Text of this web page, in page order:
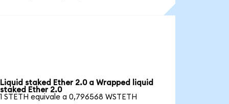
Liquid staked Ether 2.0 a Wrapped liquid
staked Ether 2.0
1 STETH equivale a 0,796568 WSTETH